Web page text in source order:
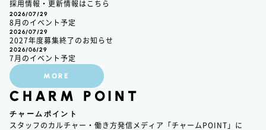
採用情報・更新情報はこちら
2026/07/29
8月のイベント予定
2026/07/29
2027年度募集終了のお知らせ
2026/06/29
7月のイベント予定
MORE
CHARM POINT
チャームポイント
スタッフのカルチャー・働き方発信メディア「チャームPOINT」に